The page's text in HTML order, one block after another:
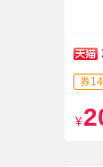
券
¥